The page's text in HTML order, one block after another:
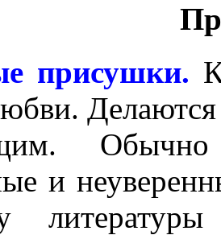
присушки.
Делаются
и